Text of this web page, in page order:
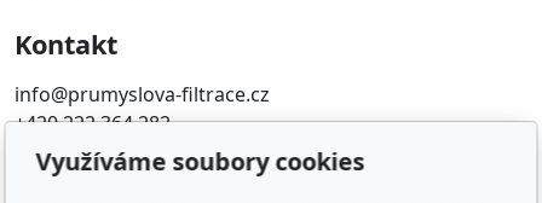
Kontakt
info@prumyslova-filtrace.cz
+420 222 364 282
Oblíbené odkazy
Využíváme soubory cookies